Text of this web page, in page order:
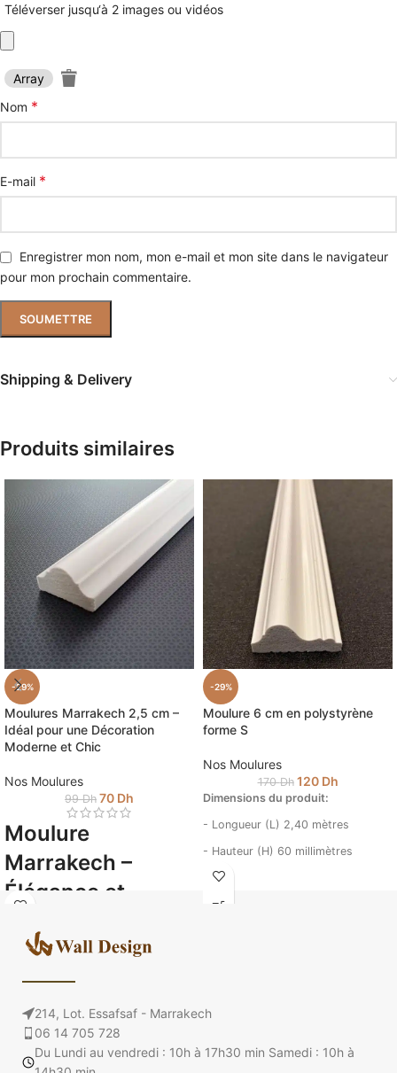
Téléverser jusqu‘à 2 images ou vidéos
Array
Nom *
E-mail *
Enregistrer mon nom, mon e-mail et mon site dans le navigateur
pour mon prochain commentaire.
Shipping & Delivery
Produits similaires
-29%
Moulures Marrakech 2,5 cm –
Idéal pour une Décoration
Moderne et Chic
Nos Moulures
99Dh 70 Dh
Moulure
Marrakech –
Élégance et
Polystyrène Haute
Densité (PHD)
Ajoutez une touche raffinée à votre
décoration avec nosmoulures à
Marrakech enpolystyrène haute
densité (PHD)
. Conçues pour allier
-29%
Moulure 6 cm en polystyrène
forme S
Nos Moulures
170Dh 120 Dh
Dimensions du produit:
- Longueur (L) 2,40 mètres
- Hauteur (H) 60 millimètres
- Profondeur (P)
Matériau:
:
214, Lot. Essafsaf - Marrakech
06 14 705 728
Du Lundi au vendredi : 10h à 17h30 min Samedi : 10h à